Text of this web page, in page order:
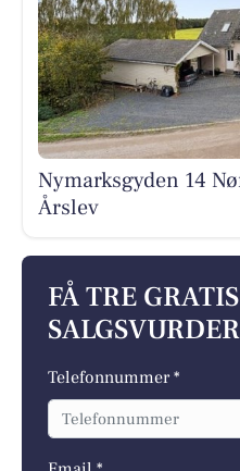
Nymarksgyden 14
Årslev
FÅ TRE GRATIS
Telefonnummer *